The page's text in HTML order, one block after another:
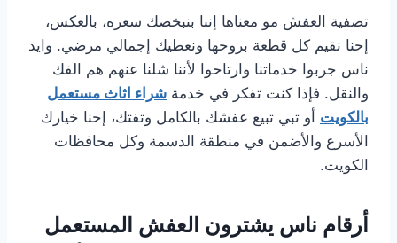
تصفية العفش مو معناها إننا بنبخصك سعره، بالعكس،
إحنا نقيم كل قطعة بروحها ونعطيك إجمالي مرضي. وايد
ناس جربوا خدماتنا وارتاحوا لأننا شلنا عنهم هم الفك
والنقل. فإذا كنت تفكر في خدمة شراء اثاث مستعمل
بالكويت أو تبي تبيع عفشك بالكامل وتفتك، إحنا خيارك
الأسرع والأضمن في منطقة الدسمة وكل محافظات
الكويت.
أرقام ناس يشترون العفش المستعمل